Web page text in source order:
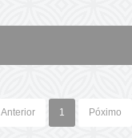
Anterior 1 Póximo